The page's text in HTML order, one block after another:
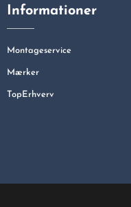
Informationer
Montageservice
Mærker
TopErhverv